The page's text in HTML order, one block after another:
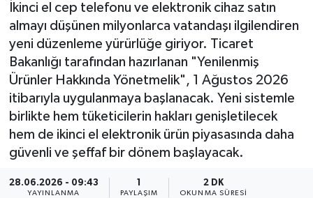
İkinci el cep telefonu ve elektronik cihaz satın
almayı düşünen milyonlarca vatandaşı ilgilendiren
yeni düzenleme yürürlüğe giriyor. Ticaret
Bakanlığı tarafından hazırlanan "Yenilenmiş
Ürünler Hakkında Yönetmelik", 1 Ağustos 2026
itibarıyla uygulanmaya başlanacak. Yeni sistemle
birlikte hem tüketicilerin hakları genişletilecek
hem de ikinci el elektronik ürün piyasasında daha
güvenli ve şeffaf bir dönem başlayacak.
28.06.2026 - 09:43
YAYINLANMA PAYLAŞIM
2 DK
OKUNMA SÜRESI